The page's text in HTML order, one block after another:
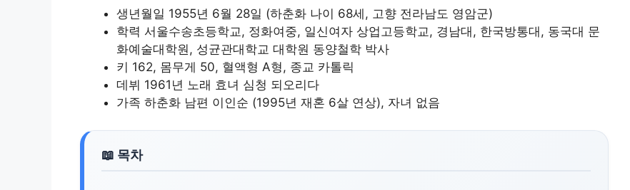
생년월일 1955년 6월 28일 (하춘화 나이 68세, 고향 전라남도 영암군)
학력 서울수송초등학교, 정화여중, 일신여자 상업고등학교, 경남대, 한국방통대, 동국대 문
화예술대학원, 성균관대학교 대학원 동양철학 박사
키 162, 몸무게 50, 혈액형 A형, 종교 카톨릭
데뷔 1961년 노래 효녀 심청 되오리다
가족 하춘화 남편 이인순 (1995년 재혼 6살 연상), 자녀 없음